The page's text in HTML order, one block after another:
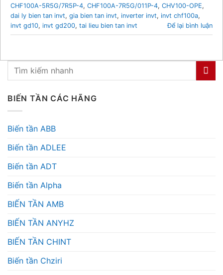
BIẾN TẦN CÁC HÃNG
Biến tần ABB
Biến tần ADLEE
Biến tần ADT
Biến tần Alpha
BIẾN TẦN AMB
BIẾN TẦN ANYHZ
BIẾN TẦN CHINT
Biến tần Chziri
CHF100A-5R5G/7R5P-4, CHF100A-7R5G/011P-4, CHV100-OPE,
dai ly bien tan invt, gia bien tan invt, inverter invt, invt chf100a,
invt gd10, invt gd200, tai lieu bien tan invt Để lại bình luận